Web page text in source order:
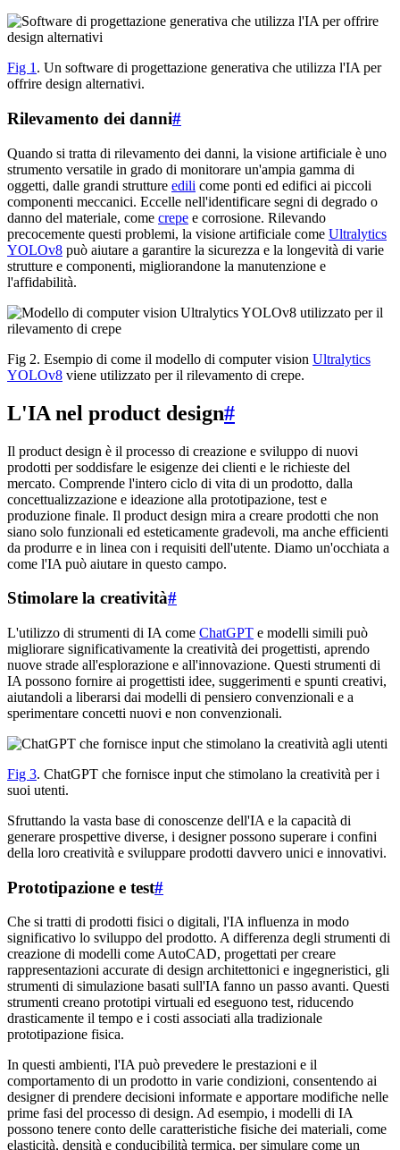
Fig 1 . Un software di progettazione generativa che utilizza l'IA per
offrire design alternativi.
Rilevamento dei danni#
Quando si tratta di rilevamento dei danni, la visione artificiale è uno
strumento versatile in grado di monitorare un'ampia gamma di
oggetti, dalle grandi strutture edili come ponti ed edifici ai piccoli
componenti meccanici. Eccelle nell'identificare segni di degrado o
danno del materiale, come crepe e corrosione. Rilevando
precocemente questi problemi, la visione artificiale come Ultralytics
YOLOv8 può aiutare a garantire la sicurezza e la longevità di varie
strutture e componenti, migliorandone la manutenzione e
l'affidabilità.
Fig 2. Esempio di come il modello di computer vision Ultralytics
YOLOv8 viene utilizzato per il rilevamento di crepe.
L'IA nel product design#
Il product design è il processo di creazione e sviluppo di nuovi
prodotti per soddisfare le esigenze dei clienti e le richieste del
mercato. Comprende l'intero ciclo di vita di un prodotto, dalla
concettualizzazione e ideazione alla prototipazione, test e
produzione finale. Il product design mira a creare prodotti che non
siano solo funzionali ed esteticamente gradevoli, ma anche efficienti
da produrre e in linea con i requisiti dell'utente. Diamo un'occhiata a
come l'IA può aiutare in questo campo.
Stimolare la creatività#
L'utilizzo di strumenti di IA come ChatGPT e modelli simili può
migliorare significativamente la creatività dei progettisti, aprendo
nuove strade all'esplorazione e all'innovazione. Questi strumenti di
IA possono fornire ai progettisti idee, suggerimenti e spunti creativi,
aiutandoli a liberarsi dai modelli di pensiero convenzionali e a
sperimentare concetti nuovi e non convenzionali.
Fig 3. ChatGPT che fornisce input che stimolano la creatività per i
suoi utenti.
Sfruttando la vasta base di conoscenze dell'IA e la capacità di
generare prospettive diverse, i designer possono superare i confini
della loro creatività e sviluppare prodotti davvero unici e innovativi.
Prototipazione e test#
Che si tratti di prodotti fisici o digitali, l'IA influenza in modo
significativo lo sviluppo del prodotto. A differenza degli strumenti di
creazione di modelli come AutoCAD, progettati per creare
rappresentazioni accurate di design architettonici e ingegneristici, gli
strumenti di simulazione basati sull'IA fanno un passo avanti. Questi
strumenti creano prototipi virtuali ed eseguono test, riducendo
drasticamente il tempo e i costi associati alla tradizionale
prototipazione fisica.
In questi ambienti, l'IA può prevedere le prestazioni e il
comportamento di un prodotto in varie condizioni, consentendo ai
designer di prendere decisioni informate e apportare modifiche nelle
prime fasi del processo di design. Ad esempio, i modelli di IA
possono tenere conto delle caratteristiche fisiche dei materiali, come
elasticità, densità e conducibilità termica, per simulare come un